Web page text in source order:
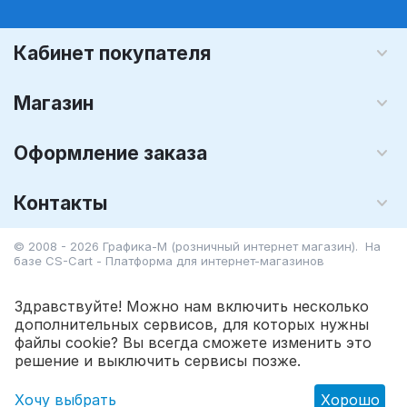
204.75 Р В корзину
Кабинет покупателя
Магазин
Оформление заказа
Контакты
© 2008 - 2026 Графика-М (розничный интернет магазин). На
базе CS-Cart - Платформа для интернет-магазинов
Здравствуйте! Можно нам включить несколько
дополнительных сервисов, для которых нужны
файлы cookie? Вы всегда сможете изменить это
решение и выключить сервисы позже.
Хочу выбрать Хорошо